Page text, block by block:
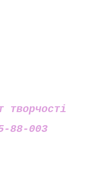
творчості
88-003